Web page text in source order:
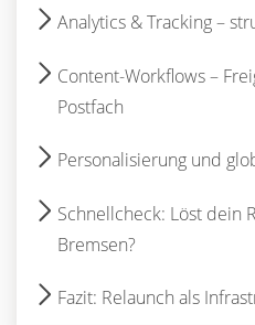
Analytics & Tracking –
Content-Workflows –
Postfach
Personalisierung und
Schnellcheck: Löst dein
Bremsen?
Fazit: Relaunch als